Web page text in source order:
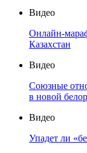
Видео
Онлайн-
Казахстан
Видео
Союзные
в новой
Видео
Упадет ли